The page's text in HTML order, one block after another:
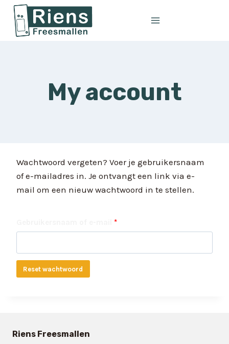
Doorgaan
naar
inhoud
My account
Wachtwoord vergeten? Voer je gebruikersnaam
of e-mailadres in. Je ontvangt een link via e-
mail om een nieuw wachtwoord in te stellen.
*V
Reset wachtwoord
Riens Freesmallen